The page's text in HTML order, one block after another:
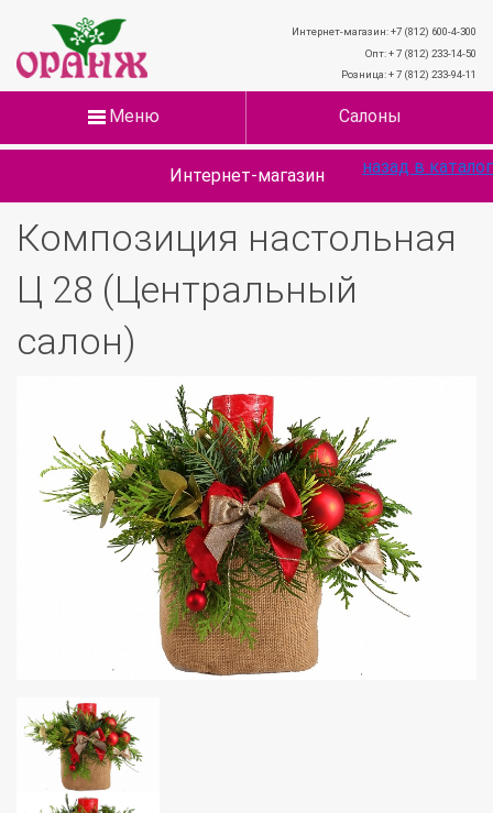
Интернет-магазин: +7 (812) 600-4-300
Опт: + 7 (812) 233-14-50
Розница: + 7 (812) 233-94-11
Меню Салоны
Интернет-магазин
Композиция настольная
Ц 28 (Центральный
салон)
назад в каталог